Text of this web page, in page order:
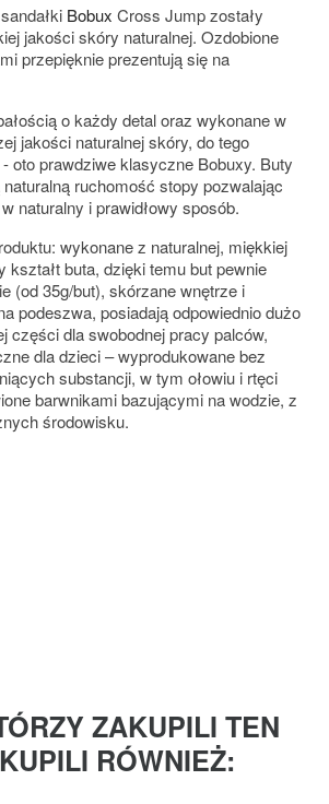
Bobux Cross Jump zostały
jakości skóry naturalnej. Ozdobione
przepięknie prezentują się na
o każdy detal oraz wykonane w
jakości naturalnej skóry, do tego
oto prawdziwe klasyczne Bobuxy. Buty
ruchomość stopy pozwalając
naturalny i prawidłowy sposób.
wykonane z naturalnej, miękkiej
kształt buta, dzięki temu but pewnie
(od 35g/but), skórzane wnętrze i
podeszwa, posiadają odpowiednio dużo
części dla swobodnej pracy palców,
dla dzieci – wyprodukowane bez
substancji, w tym ołowiu i rtęci
barwnikami bazującymi na wodzie, z
środowisku.
ZAKUPILI TEN
RÓWNIEŻ: